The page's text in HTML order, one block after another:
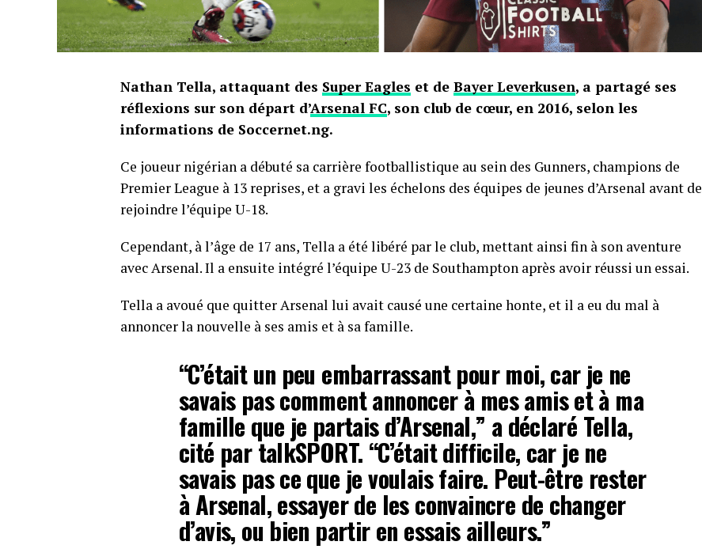
Nathan Tella, attaquant des Super Eagles et de Bayer Leverkusen, a partagé ses
réflexions sur son départ d’Arsenal FC, son club de cœur, en 2016, selon les
informations de Soccernet.ng.
Ce joueur nigérian a débuté sa carrière footballistique au sein des Gunners, champions de
Premier League à 13 reprises, et a gravi les échelons des équipes de jeunes d’Arsenal avant de
rejoindre l’équipe U-18.
Cependant, à l’âge de 17 ans, Tella a été libéré par le club, mettant ainsi fin à son aventure
avec Arsenal. Il a ensuite intégré l’équipe U-23 de Southampton après avoir réussi un essai.
Tella a avoué que quitter Arsenal lui avait causé une certaine honte, et il a eu du mal à
annoncer la nouvelle à ses amis et à sa famille.
“C’était un peu embarrassant pour moi, car je ne
savais pas comment annoncer à mes amis et à ma
famille que je partais d’Arsenal,” a déclaré Tella,
cité par talkSPORT. “C’était difficile, car je ne
savais pas ce que je voulais faire. Peut-être rester
à Arsenal, essayer de les convaincre de changer
d’avis, ou bien partir en essais ailleurs.”